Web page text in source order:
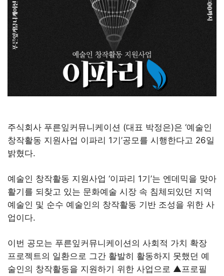
주식회사 푸른잎커뮤니케이션 (대표 박정은)은 ‘예술인
창작활동 지원사업 이파리 1기’공모를 시행한다고 26일
밝혔다.
예술인 창작활동 지원사업 ‘이파리 1기’는 엔데믹을 맞아
활기를 되찾고 있는 문화예술 시장 속 침체되있던 지역
예술인 및 순수 예술인의 창작활동 기반 조성을 위한 사
업이다.
이번 공모는 푸른잎커뮤니케이션의 사회적 가치 확장
프로젝트의 일환으로 그간 활발히 활동하지 못했던 예
술인의 창작활동을 지원하기 위한 사업으로 ▲프로필